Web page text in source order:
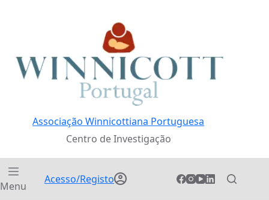
Associação Winnicottiana Portuguesa
Centro de Investigação
Menu
Acesso/Registo